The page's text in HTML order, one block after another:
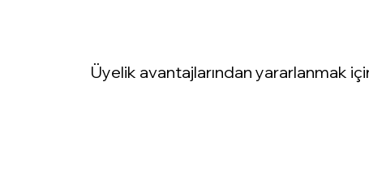
Üyelik avantajlarından yararlanmak